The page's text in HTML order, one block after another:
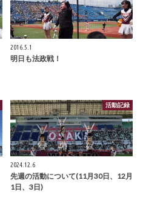
2016.5.1
明日も法政戦！
活動記録
2024.12.6
先週の活動について(11月30日、12月
1日、3日)